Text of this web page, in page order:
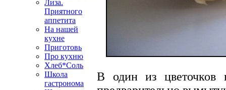
Лиза.
Приятного
аппетита
На нашей
кухне
Приготовь
Про кухню
Хлеб*Соль
Школа
гастронома
В один из цветочков